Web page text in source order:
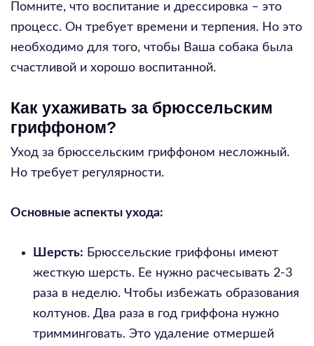
Помните, что воспитание и дрессировка – это
процесс. Он требует времени и терпения. Но это
необходимо для того, чтобы Ваша собака была
счастливой и хорошо воспитанной.
Как ухаживать за брюссельским
гриффоном?
Уход за брюссельским гриффоном несложный.
Но требует регулярности.
Основные аспекты ухода:
Шерсть: Брюссельские гриффоны имеют
жесткую шерсть. Ее нужно расчесывать 2-3
раза в неделю. Чтобы избежать образования
колтунов. Два раза в год гриффона нужно
тримминговать. Это удаление отмершей